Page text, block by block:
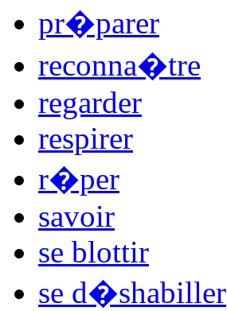
pr�parer
reconna�tre
regarder
respirer
r�per
savoir
se blottir
se d�shabiller